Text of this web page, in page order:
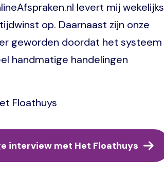
levert mij wekelijks
op. Daarnaast zijn onze
geworden doordat het systeem
handmatige handelingen
Floathuys
interview met Het Floathuys